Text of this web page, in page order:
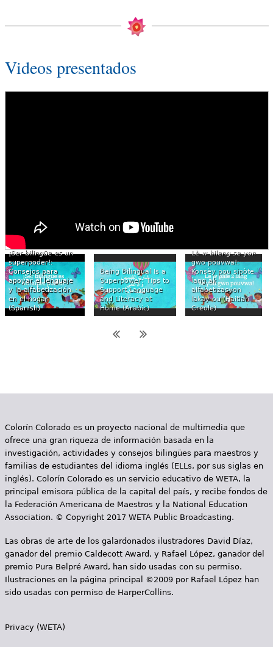
Videos presentados
¡Ser bilingüe es un
superpoder!:
Consejos para
apoyar el lenguaje
y la alfabetización
en el hogar
(Spanish)
Being Bilingual Is a
Superpower: Tips to
Support Language
and Literacy at
Home (Arabic)
Lè w bileng se yon
gwo pouvwa!:
Konsèy pou sipòte
lang ak
alfabetizasyon
lakay ou (Haitian
Creole)
Colorín Colorado es un proyecto nacional de multimedia que
ofrece una gran riqueza de información basada en la
investigación, actividades y consejos bilingües para maestros y
familias de estudiantes del idioma inglés (ELLs, por sus siglas en
inglés). Colorín Colorado es un servicio educativo de WETA, la
principal emisora pública de la capital del país, y recibe fondos de
la Federación Americana de Maestros y la National Education
Association. © Copyright 2017 WETA Public Broadcasting.
Las obras de arte de los galardonados ilustradores David Díaz,
ganador del premio Caldecott Award, y Rafael López, ganador del
premio Pura Belpré Award, han sido usadas con su permiso.
Ilustraciones en la página principal ©2009 por Rafael López han
sido usadas con permiso de HarperCollins.
Privacy (WETA)